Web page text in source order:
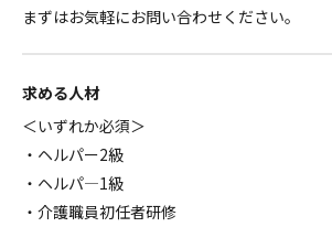
まずはお気軽にお問い合わせください。
求める人材
＜いずれか必須＞
・ヘルパー2級
・ヘルパ―1級
・介護職員初任者研修